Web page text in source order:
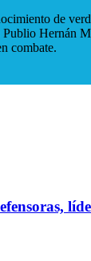
de
Hernán
combate.